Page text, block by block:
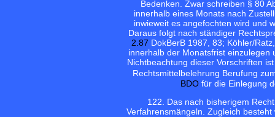
Bedenken. Zwar schreiben § 80
innerhalb eines Monats nach
inwieweit es angefochten wird und
Daraus folgt nach ständiger
2.87 DokBerB 1987, 83; Köhler/
innerhalb der Monatsfrist
Nichtbeachtung dieser Vorschriften
Rechtsmittelbelehrung Berufung
BDO für die Einlegung
122. Das nach bisherigem
Verfahrensmängeln. Zugleich